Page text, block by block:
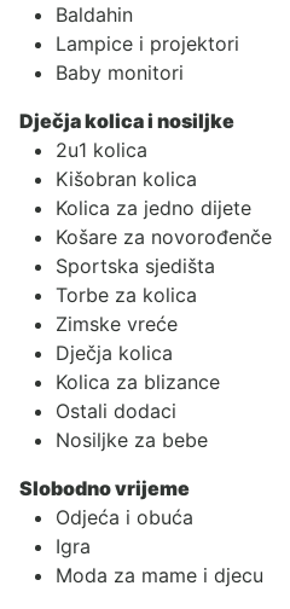
Baldahin
Lampice i projektori
Baby monitori
Dječja kolica i nosiljke
2u1 kolica
Kišobran kolica
Kolica za jedno dijete
Košare za novorođenče
Sportska sjedišta
Torbe za kolica
Zimske vreće
Dječja kolica
Kolica za blizance
Ostali dodaci
Nosiljke za bebe
Slobodno vrijeme
Odjeća i obuća
Igra
Moda za mame i djecu